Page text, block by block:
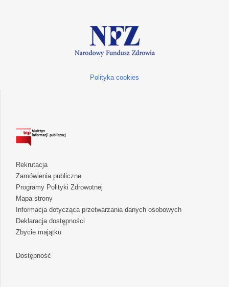
Polityka cookies
Rekrutacja
Zamówienia publiczne
Programy Polityki Zdrowotnej
Mapa strony
Informacja dotycząca przetwarzania danych osobowych
Deklaracja dostępności
Zbycie majątku
Dostępność